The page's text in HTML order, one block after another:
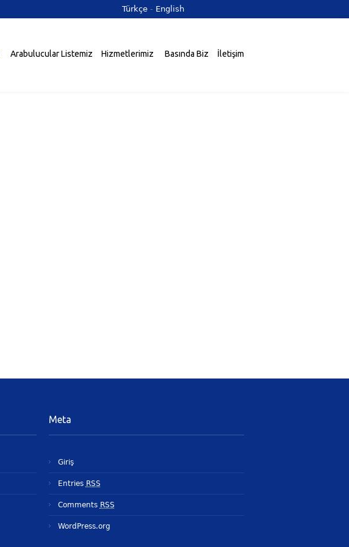
Türkçe - English
Arabulucular Listemiz Hizmetlerimiz Basında Biz İletişim
Meta
Giriş
Entries RSS
Comments RSS
WordPress.org